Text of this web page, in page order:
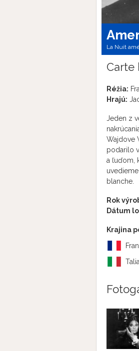
La Nuit
Carte
Réžia:
Hrajú:
Jeden z
Wajdove
podarilo
a ľuďom,
blanche.
Rok
Dátum
Krajina